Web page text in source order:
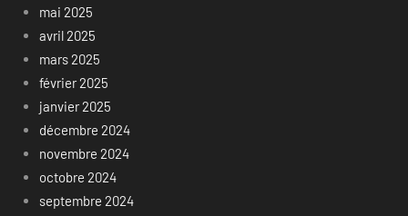
mai 2025
avril 2025
mars 2025
février 2025
janvier 2025
décembre 2024
novembre 2024
octobre 2024
septembre 2024